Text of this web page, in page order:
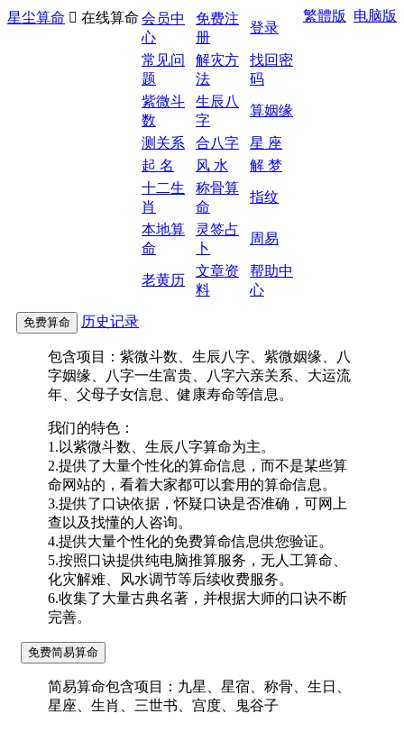
星尘算命  在线算命 繁體版 电脑版
会员中
心
免费注
册
登录
常见问
题
解灾方
法
找回密
码
紫微斗
数
生辰八
字
算姻缘
测关系 合八字
星 座
起 名
风 水
解 梦
十二生
肖
称骨算
命
指纹
本地算
命
灵签占
卜
周易
老黄历
文章资
料
帮助中
心
历史记录
包含项目：紫微斗数、生辰八字、紫微姻缘、八
字姻缘、八字一生富贵、八字六亲关系、大运流
年、父母子女信息、健康寿命等信息。
我们的特色：
1.以紫微斗数、生辰八字算命为主。
2.提供了大量个性化的算命信息，而不是某些算
命网站的，看着大家都可以套用的算命信息。
3.提供了口诀依据，怀疑口诀是否准确，可网上
查以及找懂的人咨询。
4.提供大量个性化的免费算命信息供您验证。
5.按照口诀提供纯电脑推算服务，无人工算命、
化灾解难、风水调节等后续收费服务。
6.收集了大量古典名著，并根据大师的口诀不断
完善。
简易算命包含项目：九星、星宿、称骨、生日、
星座、生肖、三世书、宫度、鬼谷子